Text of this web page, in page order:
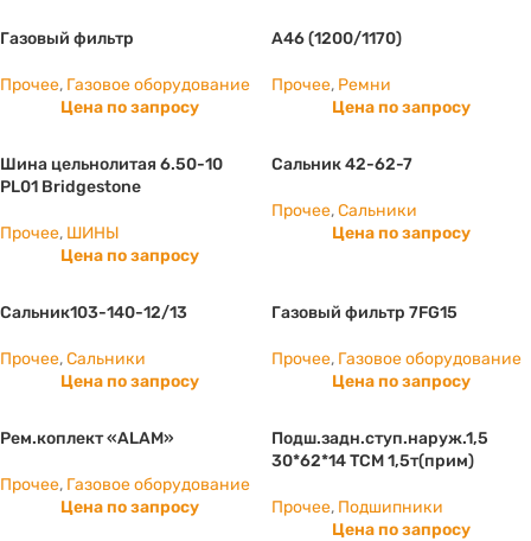
Газовый фильтр
Прочее, Газовое оборудование
Цена по запросу
А46 (1200/1170)
Прочее, Ремни
Цена по запросу
Шина цельнолитая 6.50-10
PL01 Bridgestone
Прочее, ШИНЫ
Цена по запросу
Сальник 42-62-7
Прочее,Сальники
Цена по запросу
Сальник103-140-12/13
Прочее,Сальники
Цена по запросу
Газовый фильтр 7FG15
Прочее, Газовое оборудование
Цена по запросу
Рем.коплект «ALAM»
Прочее, Газовое оборудование
Цена по запросу
Подш.задн.ступ.наруж.1,5
30*62*14 ТСМ 1,5т(прим)
Прочее, Подшипники
Цена по запросу